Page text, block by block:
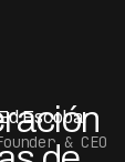
Escobar
& CEO